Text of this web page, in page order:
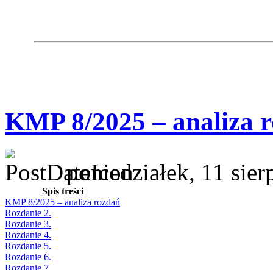
KMP 8/2025 – analiza
poniedziałek, 11
Spis treści
KMP 8/2025 – analiza rozdań
Rozdanie 2.
Rozdanie 3.
Rozdanie 4.
Rozdanie 5.
Rozdanie 6.
Rozdanie 7.